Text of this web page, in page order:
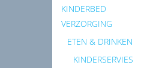
KINDERBED
VERZORGING
ETEN & DRINKEN
KINDERSERVIES